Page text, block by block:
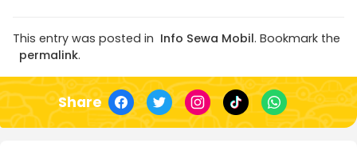
This entry was posted in Info Sewa Mobil. Bookmark the
permalink.
Share